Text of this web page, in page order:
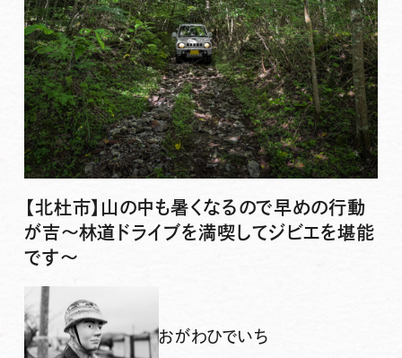
【北杜市】山の中も暑くなるので早めの行動
が吉〜林道ドライブを満喫してジビエを堪能
です〜
おがわひでいち